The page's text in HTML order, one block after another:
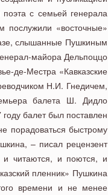
с семьей генерала
послужили «восточные»
слышанные Пушкиным
майора Дельпоццо
де-Местра «Кавказские
Н.И. Гнедичем,
балета Ш. Дидло
балет был поставлен
порадоваться быстрому
– писал рецензент
и читаются, и поются, и
пленник» Пушкина
времени и не менее